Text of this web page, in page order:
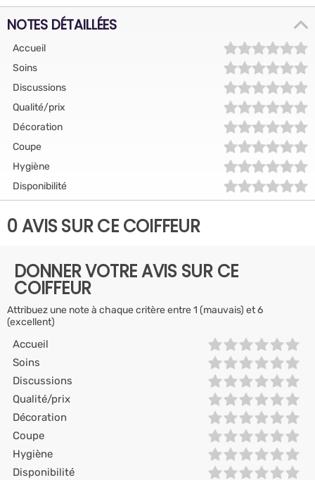
NOTES DÉTAILLÉES
Accueil
Soins
Discussions
Qualité/prix
Décoration
Coupe
Hygiène
Disponibilité
0 AVIS SUR CE COIFFEUR
DONNER VOTRE AVIS SUR CE
COIFFEUR
Attribuez une note à chaque critère entre 1 (mauvais) et 6
(excellent)
Accueil
Soins
Discussions
Qualité/prix
Décoration
Coupe
Hygiène
Disponibilité